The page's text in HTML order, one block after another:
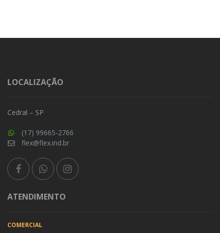
LOCALIZAÇÃO
Cedral – SP
(17) 99665-2766
flex@flex.ind.br
ATENDIMENTO
COMERCIAL